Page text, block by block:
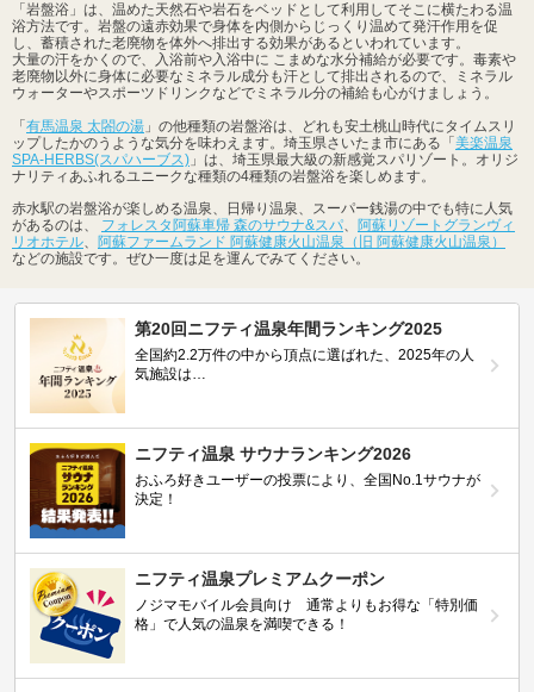
「岩盤浴」は、温めた天然石や岩石をベッドとして利用してそこに横たわる温
浴方法です。岩盤の遠赤効果で身体を内側からじっくり温めて発汗作用を促
し、蓄積された老廃物を体外へ排出する効果があるといわれています。
大量の汗をかくので、入浴前や入浴中に こまめな水分補給が必要です。毒素や
老廃物以外に身体に必要なミネラル成分も汗として排出されるので、ミネラル
ウォーターやスポーツドリンクなどでミネラル分の補給も心がけましょう。
「 有馬温泉 太閤の湯 」の他種類の岩盤浴は、どれも安土桃山時代にタイムスリ
ップしたかのうような気分を味わえます。埼玉県さいたま市にある「 美楽温泉
SPA-HERBS(スパハーブス) 」は、埼玉県最大級の新感覚スパリゾート。オリジ
ナリティあふれるユニークな種類の4種類の岩盤浴を楽しめます。
赤水駅の岩盤浴が楽しめる温泉、日帰り温泉、スーパー銭湯の中でも特に人気
があるのは、 フォレスタ阿蘇車帰 森のサウナ&スパ、 阿蘇リゾートグランヴィ
リオホテル、 阿蘇ファームランド 阿蘇健康火山温泉（旧 阿蘇健康火山温泉）
などの施設です。ぜひ一度は足を運んでみてください。
第20回ニフティ温泉年間ランキング2025
全国約2.2万件の中から頂点に選ばれた、2025年の人
気施設は…
ニフティ温泉 サウナランキング2026
おふろ好きユーザーの投票により、全国No.1サウナが
決定！
ニフティ温泉プレミアムクーポン
ノジマモバイル会員向け 通常よりもお得な「特別価
格」で人気の温泉を満喫できる！